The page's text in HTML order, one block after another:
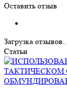
Оставить отзыв
Загрузка
Статьи